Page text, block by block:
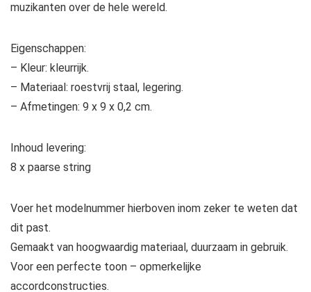
muzikanten over de hele wereld.
Eigenschappen:
– Kleur: kleurrijk.
– Materiaal: roestvrij staal, legering.
– Afmetingen: 9 x 9 x 0,2 cm.
Inhoud levering:
8 x paarse string
Voer het modelnummer hierboven inom zeker te weten dat
dit past.
Gemaakt van hoogwaardig materiaal, duurzaam in gebruik.
Voor een perfecte toon – opmerkelijke
accordconstructies.